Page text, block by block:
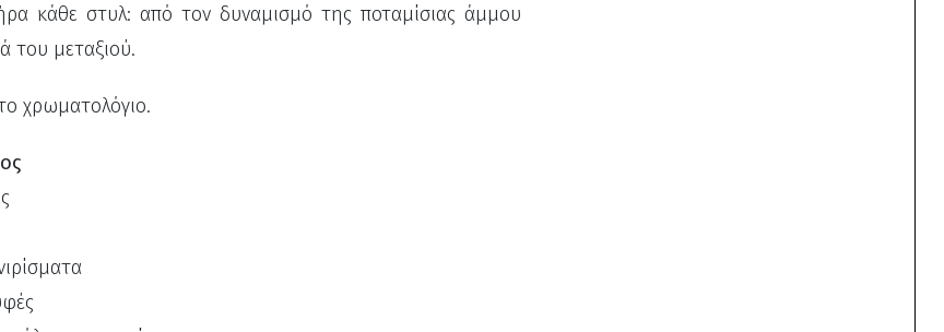
κάθε στυλ: από τον δυναμισμό της ποταμίσιας άμμου
του μεταξιού.
χρωματολόγιο.